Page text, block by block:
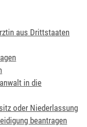
aus Drittstaaten
in die
oder Niederlassung
beantragen